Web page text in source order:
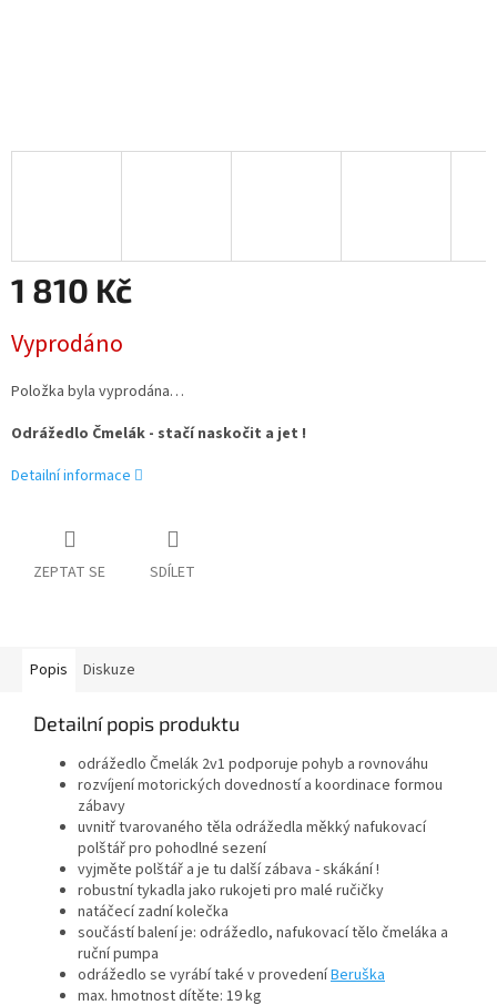
1 810 Kč
cena:
Vyprodáno
Položka byla vyprodána…
Odrážedlo Čmelák - stačí naskočit a jet !
Detailní informace
ZEPTAT SE SDÍLET
Popis Diskuze
Detailní popis produktu
odrážedlo Čmelák 2v1 podporuje pohyb a rovnováhu
rozvíjení motorických dovedností a koordinace formou
zábavy
uvnitř tvarovaného těla odrážedla měkký nafukovací
polštář pro pohodlné sezení
vyjměte polštář a je tu další zábava - skákání !
robustní tykadla jako rukojeti pro malé ručičky
natáčecí zadní kolečka
součástí balení je: odrážedlo, nafukovací tělo čmeláka a
ruční pumpa
odrážedlo se vyrábí také v provedeníBeruška
max. hmotnost dítěte: 19 kg